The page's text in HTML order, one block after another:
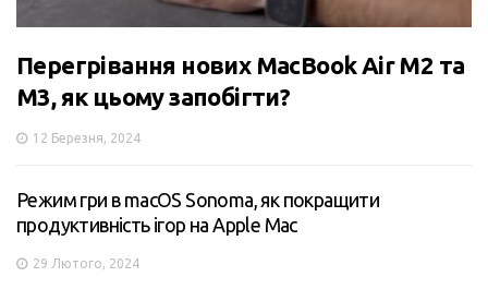
Перегрівання нових MacBook Air M2 та
M3, як цьому запобігти?
12 Березня, 2024
Режим гри в macOS Sonoma, як покращити
продуктивність ігор на Apple Mac
29 Лютого, 2024